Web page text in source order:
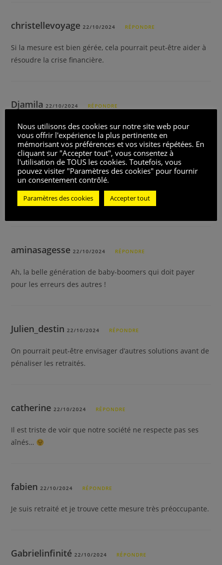
christellevoyage22/10/2024 RÉPONDRE
Si la mesure est bien gérée, cela pourrait peut-être aider à
résoudre la crise financière.
Djamila22/10/2024 RÉPONDRE
Et pourquoi pas geler les salaires des politiciens ?
valérie 22/10/2024 RÉPONDRE
Je me demande si le gouvernement serait prêt à faire de
même pour les grandes entreprises…
aminasagesse22/10/2024 RÉPONDRE
Ah, la belle génération de baby-boomers qui doit payer
pour les erreurs des autres !
Julien_destin22/10/2024 RÉPONDRE
On pourrait peut-être envisager d’autres solutions avant de
pénaliser les retraités.
catherine22/10/2024 RÉPONDRE
Il est triste de voir que notre société ne respecte pas ses
aînés…
fabien22/10/2024 RÉPONDRE
Je suis retraité et je trouve cette mesure très préoccupante.
Gabrielinfinité22/10/2024 RÉPONDRE
Nous utilisons des cookies sur notre site web pour
vous offrir l'expérience la plus pertinente en
mémorisant vos préférences et vos visites répétées. En
cliquant sur "Accepter tout", vous consentez à
l'utilisation de TOUS les cookies. Toutefois, vous
pouvez visiter "Paramètres des cookies" pour fournir
un consentement contrôlé.
Paramètres des cookies Accepter tout